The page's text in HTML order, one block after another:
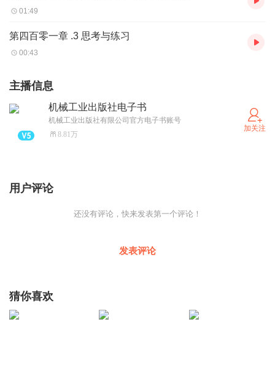
01:49
第四百零一章 .3 思考与练习
00:43
主播信息
机械工业出版社电子书
机械工业出版社有限公司官方电子书账号
8.81万
加关注
用户评论
还没有评论，快来发表第一个评论！
发表评论
猜你喜欢